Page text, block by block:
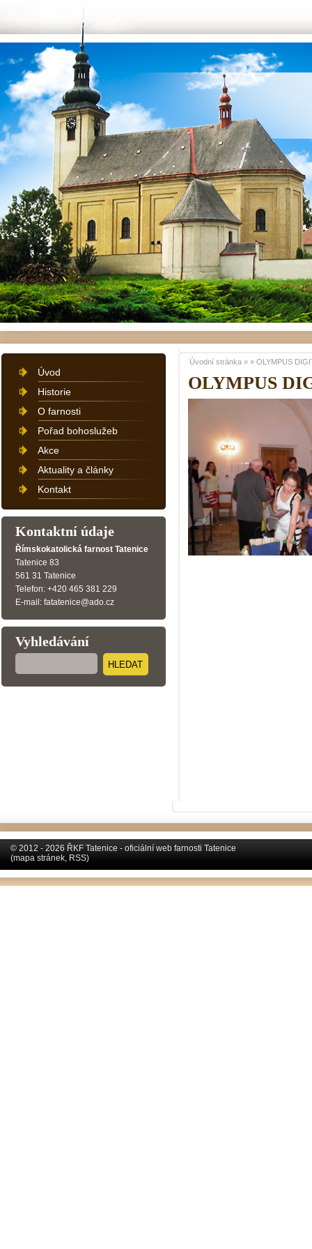
OLYMPUS
Úvodní stránka » » OLYMPUS
Úvod
Historie
O farnosti
Pořad bohoslužeb
Akce
Aktuality a články
Kontakt
Kontaktní údaje
Římskokatolická farnost Tatenice
Tatenice 83
561 31 Tatenice
Telefon: +420 465 381 229
E-mail: fatatenice@ado.cz
Vyhledávání
HLEDAT
© 2012 - 2026 ŘKF Tatenice - oficiální web farnosti Tatenice
(mapa stránek, RSS)